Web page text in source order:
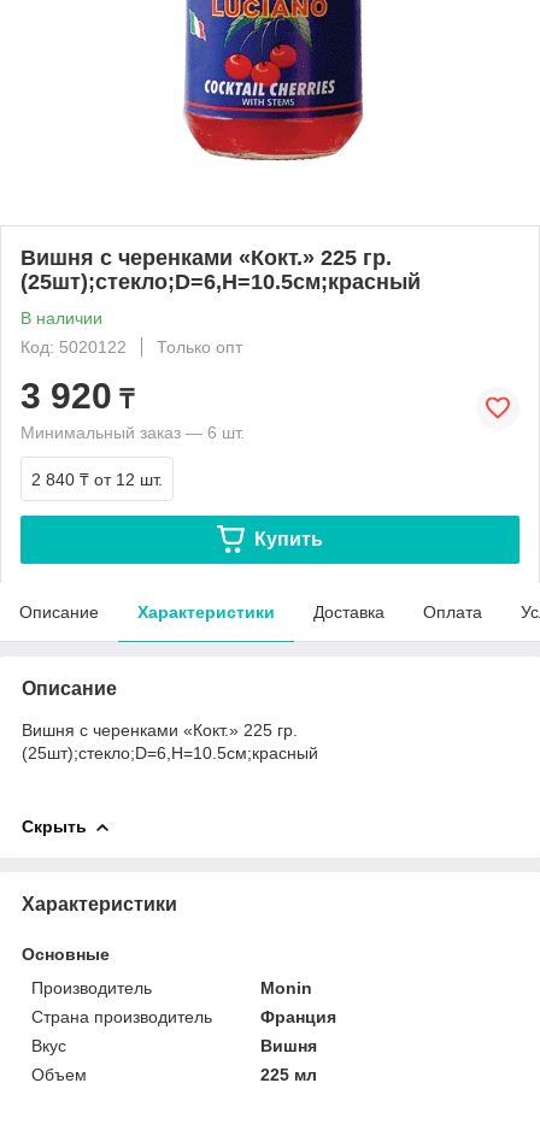
Вишня с черенками «Кокт.» 225 гр.
(25шт);стекло;D=6,H=10.5см;красный
В наличии
Код: 5020122
Только опт
3 920 ₸
Минимальный заказ — 6 шт.
2 840 ₸ от 12 шт.
Купить
Описание Характеристики Доставка Оплата
Описание
Вишня с черенками «Кокт.» 225 гр.
(25шт);стекло;D=6,H=10.5см;красный
Скрыть
Характеристики
Основные
Производитель
Monin
Страна производитель
Франция
Вкус
Вишня
Объем
225 мл